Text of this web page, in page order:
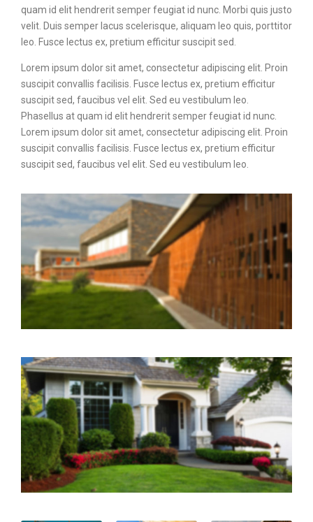
quam id elit hendrerit semper feugiat id nunc. Morbi quis justo
velit. Duis semper lacus scelerisque, aliquam leo quis, porttitor
leo. Fusce lectus ex, pretium efficitur suscipit sed.
Lorem ipsum dolor sit amet, consectetur adipiscing elit. Proin
suscipit convallis facilisis. Fusce lectus ex, pretium efficitur
suscipit sed, faucibus vel elit. Sed eu vestibulum leo.
Phasellus at quam id elit hendrerit semper feugiat id nunc.
Lorem ipsum dolor sit amet, consectetur adipiscing elit. Proin
suscipit convallis facilisis. Fusce lectus ex, pretium efficitur
suscipit sed, faucibus vel elit. Sed eu vestibulum leo.